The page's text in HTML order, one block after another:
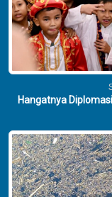
Hangatnya